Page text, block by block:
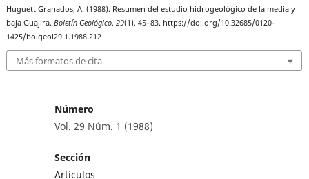
Huguett Granados, A. (1988). Resumen del estudio hidrogeológico de la media y
baja Guajira.Boletín Geológico,29(1), 45–83. https://doi.org/10.32685/0120-
1425/bolgeol29.1.1988.212
Más formatos de cita
Número
Vol. 29 Núm. 1 (1988)
Sección
Artículos